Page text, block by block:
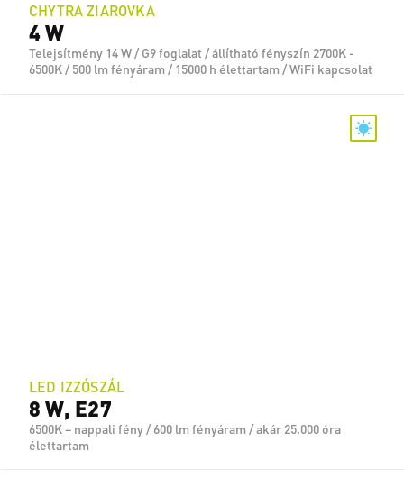
CHYTRA ZIAROVKA
4 W
Telejsítmény 14 W / G9 foglalat / állítható fényszín 2700K -
6500K / 500 lm fényáram / 15000 h élettartam / WiFi kapcsolat
LED IZZÓSZÁL
8 W, E27
6500K – nappali fény / 600 lm fényáram / akár 25.000 óra
élettartam